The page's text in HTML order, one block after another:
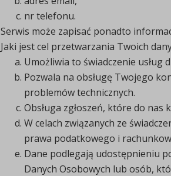
nr telefonu.
Serwis może zapisać ponadto
Jaki jest cel przetwarzania Twoich
Umożliwia to świadczenie usług
Pozwala na obsługę Twojego
problemów technicznych.
Obsługa zgłoszeń, które do nas
W celach związanych ze
prawa podatkowego i
Dane podlegają udostępnieniu
Danych Osobowych lub osób,